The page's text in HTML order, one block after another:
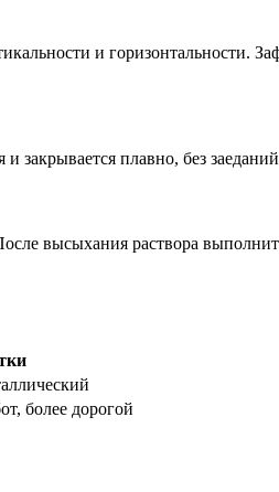
и горизонтальности.
закрывается плавно, без
высыхания раствора
более дорогой